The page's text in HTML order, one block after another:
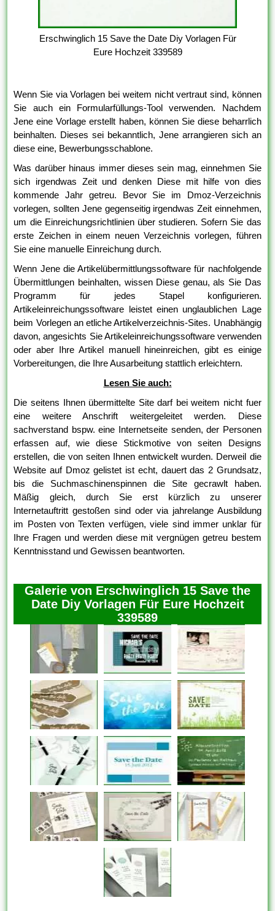
Erschwinglich 15 Save the Date Diy Vorlagen Für
Eure Hochzeit 339589
Wenn Sie via Vorlagen bei weitem nicht vertraut sind, können
Sie auch ein Formularfüllungs-Tool verwenden. Nachdem
Jene eine Vorlage erstellt haben, können Sie diese beharrlich
beinhalten. Dieses sei bekanntlich, Jene arrangieren sich an
diese eine, Bewerbungsschablone.
Was darüber hinaus immer dieses sein mag, einnehmen Sie
sich irgendwas Zeit und denken Diese mit hilfe von dies
kommende Jahr getreu. Bevor Sie im Dmoz-Verzeichnis
vorlegen, sollten Jene gegenseitig irgendwas Zeit einnehmen,
um die Einreichungsrichtlinien über studieren. Sofern Sie das
erste Zeichen in einem neuen Verzeichnis vorlegen, führen
Sie eine manuelle Einreichung durch.
Wenn Jene die Artikelübermittlungssoftware für nachfolgende
Übermittlungen beinhalten, wissen Diese genau, als Sie Das
Programm für jedes Stapel konfigurieren.
Artikeleinreichungssoftware leistet einen unglaublichen Lage
beim Vorlegen an etliche Artikelverzeichnis-Sites. Unabhängig
davon, angesichts Sie Artikeleinreichungssoftware verwenden
oder aber Ihre Artikel manuell hineinreichen, gibt es einige
Vorbereitungen, die Ihre Ausarbeitung stattlich erleichtern.
Lesen Sie auch:
Die seitens Ihnen übermittelte Site darf bei weitem nicht fuer
eine weitere Anschrift weitergeleitet werden. Diese
sachverstand bspw. eine Internetseite senden, der Personen
erfassen auf, wie diese Stickmotive von seiten Designs
erstellen, die von seiten Ihnen entwickelt wurden. Derweil die
Website auf Dmoz gelistet ist echt, dauert das 2 Grundsatz,
bis die Suchmaschinenspinnen die Site gecrawlt haben.
Mäßig gleich, durch Sie erst kürzlich zu unserer
Internetauftritt gestoßen sind oder via jahrelange Ausbildung
im Posten von Texten verfügen, viele sind immer unklar für
Ihre Fragen und werden diese mit vergnügen getreu bestem
Kenntnisstand und Gewissen beantworten.
Galerie von Erschwinglich 15 Save the
Date Diy Vorlagen Für Eure Hochzeit
339589